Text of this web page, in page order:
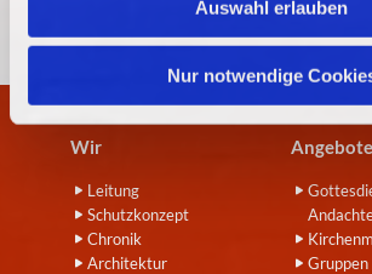
Auswahl erlauben
Nur notwendige
Wir
Leitung
Schutzkonzept
Chronik
Architektur
Angebote
Gruppen